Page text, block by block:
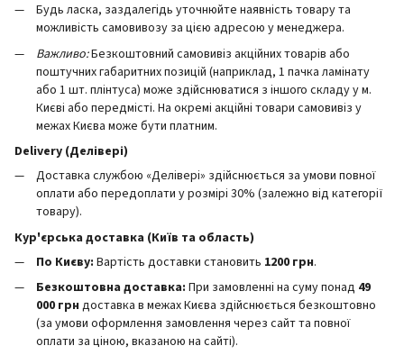
Будь ласка, заздалегідь уточнюйте наявність товару та
можливість самовивозу за цією адресою у менеджера.
Важливо:Безкоштовний самовивіз акційних товарів або
поштучних габаритних позицій (наприклад, 1 пачка ламінату
або 1 шт. плінтуса) може здійснюватися з іншого складу у м.
Києві або передмісті. На окремі акційні товари самовивіз у
межах Києва може бути платним.
Delivery (Делівері)
Доставка службою «Делівері» здійснюється за умови повної
оплати або передоплати у розмірі 30% (залежно від категорії
товару).
Кур'єрська доставка (Київ та область)
По Києву: Вартість доставки становить 1200 грн.
Безкоштовна доставка: При замовленні на суму понад 49
000 грн доставка в межах Києва здійснюється безкоштовно
(за умови оформлення замовлення через сайт та повної
оплати за ціною, вказаною на сайті).